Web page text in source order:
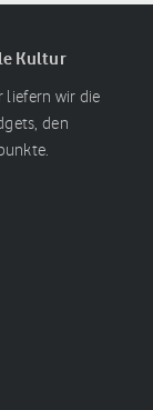
Kultur
liefern wir die
den